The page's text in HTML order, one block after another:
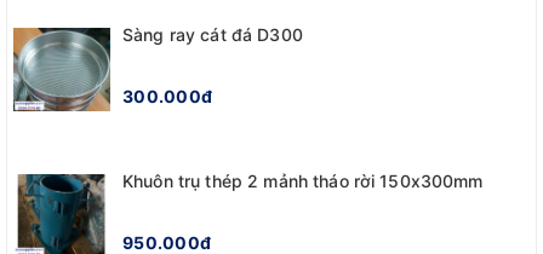
Sàng ray cát đá D300
300.000đ
Khuôn trụ thép 2 mảnh tháo rời 150x300mm
950.000đ